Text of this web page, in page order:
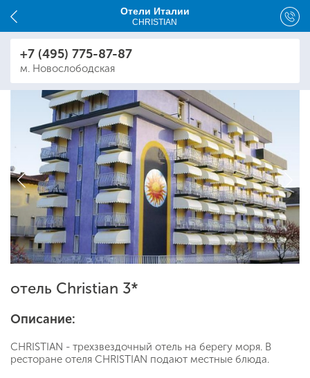
Отели Италии
CHRISTIAN
+7 (495) 775-87-87
м. Новослободская
отель Christian 3*
Описание:
CHRISTIAN - трехзвездочный отель на берегу моря. В
ресторане отеля CHRISTIAN подают местные блюда.